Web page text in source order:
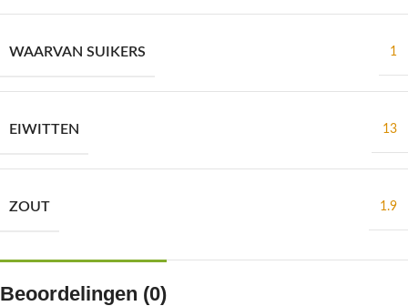
WAARVAN SUIKERS 1
EIWITTEN 13
ZOUT 1.9
Beoordelingen (0)